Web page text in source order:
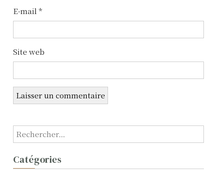
E-mail *
Site web
R
e
h
Catégories